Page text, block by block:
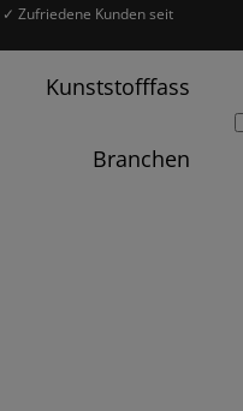
✓ Zufriedene Kunden seit
Kunststofffass
Branchen